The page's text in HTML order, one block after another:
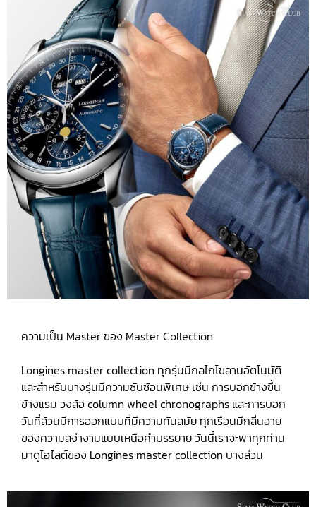
ความเป็น Master ของ Master Collection
Longines master collection ทุกรุ่นมีกลไกไขลานอัตโนมัติ
และสำหรับบางรุ่นมีความซับซ้อนพิเศษ เช่น การบอกข้างขึ้น
ข้างแรม วงล้อ column wheel chronographs และการบอก
วันที่ล้วนมีการออกแบบที่มีความทันสมัย ทุกเรือนมีกลิ่นอาย
ของความสง่างามแบบเหนือคำบรรยาย วันนี้เราจะพาทุกท่าน
มาดูไฮไลต์ของ Longines master collection บางส่วน